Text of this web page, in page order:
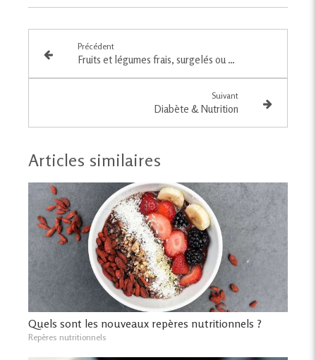
Précédent
Fruits et légumes frais, surgelés ou en conserve : comment avoir une qualité nutritionnelle optimale ?
Suivant
Diabète & Nutrition
Articles similaires
Quels sont les nouveaux repères nutritionnels ?
Repères nutritionnels